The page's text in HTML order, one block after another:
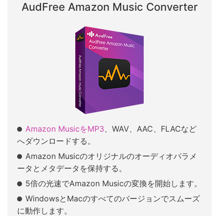
AudFree Amazon Music Converter
Amazon MusicをMP3 、WAV、AAC、FLACなど
へダウンロードする。
Amazon Musicのオリジナルのオーディオパラメ
ータとメタデータを保持する。
5倍の光速でAmazon Musicの変換を開始します。
WindowsとMacのすべてのバージョンでスムーズ
に動作します。